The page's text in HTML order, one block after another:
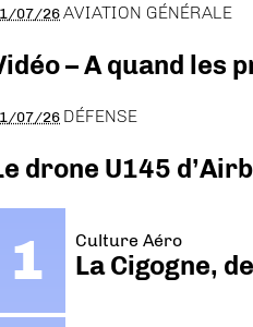
07/26AVIATION GÉNÉRALE
– A quand les
07/26 DÉFENSE
drone U145
Culture Aéro
La Cigogne,